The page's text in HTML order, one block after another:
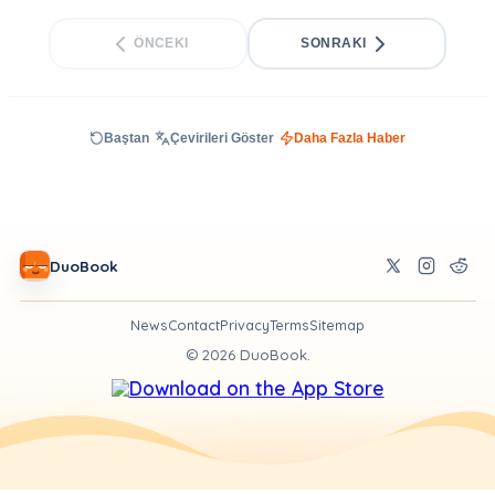
ÖNCEKI SONRAKI
Baştan Çevirileri Göster Daha Fazla Haber
DuoBook
NewsContactPrivacyTermsSitemap
© 2026DuoBook.